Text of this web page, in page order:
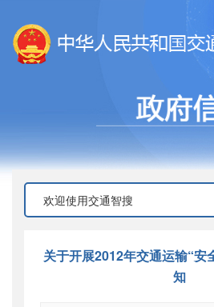
关于开展2012年交通运输“安
知